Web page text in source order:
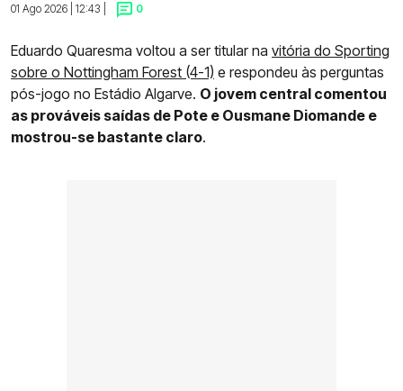
01 Ago 2026 | 12:43 |
0
Eduardo Quaresma voltou a ser titular na vitória do Sporting
sobre o Nottingham Forest (4-1) e respondeu às perguntas
pós-jogo no Estádio Algarve. O jovem central comentou
as prováveis saídas de Pote e Ousmane Diomande e
mostrou-se bastante claro.